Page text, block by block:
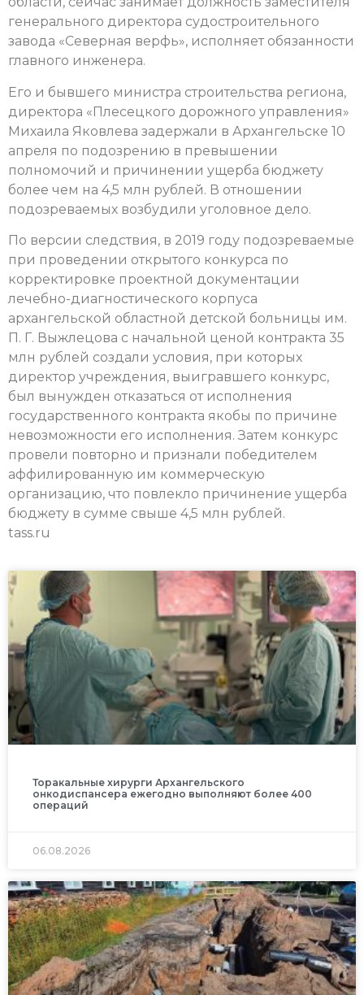
генерального директора судостроительного
завода «Северная верфь», исполняет обязанности
главного инженера.
Его и бывшего министра строительства региона,
директора «Плесецкого дорожного управления»
Михаила Яковлева задержали в Архангельске 10
апреля по подозрению в превышении
полномочий и причинении ущерба бюджету
более чем на 4,5 млн рублей. В отношении
подозреваемых возбудили уголовное дело.
По версии следствия, в 2019 году подозреваемые
при проведении открытого конкурса по
корректировке проектной документации
лечебно-диагностического корпуса
архангельской областной детской больницы им.
П. Г. Выжлецова с начальной ценой контракта 35
млн рублей создали условия, при которых
директор учреждения, выигравшего конкурс,
был вынужден отказаться от исполнения
государственного контракта якобы по причине
невозможности его исполнения. Затем конкурс
провели повторно и признали победителем
аффилированную им коммерческую
организацию, что повлекло причинение ущерба
бюджету в сумме свыше 4,5 млн рублей.
tass.ru
Торакальные хирурги Архангельского
онкодиспансера ежегодно выполняют более 400
операций
06.08.2026